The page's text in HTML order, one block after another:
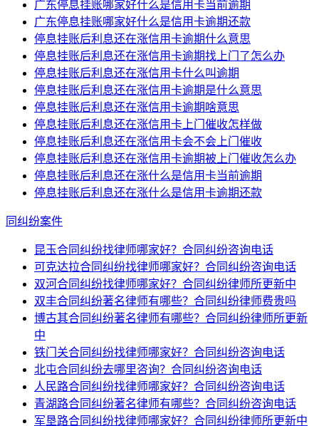
广东停息挂账哪家好什么是信用卡当前逾期
广东停息挂账哪家好什么是信用卡逾期还款
停息挂账后利息还在涨信用卡逾期什么意思
停息挂账后利息还在涨信用卡逾期找上门了怎么办
停息挂账后利息还在涨信用卡什么叫逾期
停息挂账后利息还在涨信用卡逾期是什么意思
停息挂账后利息还在涨信用卡逾期啥意思
停息挂账后利息还在涨信用卡上门催收怎样做
停息挂账后利息还在涨信用卡会不会上门催收
停息挂账后利息还在涨信用卡逾期被上门催收怎么办
停息挂账后利息还在涨什么是信用卡当前逾期
停息挂账后利息还在涨什么是信用卡逾期还款
同纠纷案件
昆玉合同纠纷找律师哪家好？合同纠纷咨询电话
可克达拉合同纠纷找律师哪家好？合同纠纷咨询电话
双河合同纠纷找律师哪家好？合同纠纷律师所更新中
双丰合同纠纷著名律师有哪些？合同纠纷律师费贵吗
博古其合同纠纷著名律师有哪些？合同纠纷律师所更新
中
铁门关合同纠纷找律师哪家好？合同纠纷咨询电话
北屯合同纠纷去哪里咨询？合同纠纷咨询电话
人民路合同纠纷找律师哪家好？合同纠纷咨询电话
青湖路合同纠纷著名律师有哪些？合同纠纷咨询电话
军垦路合同纠纷找律师哪家好？合同纠纷律师所更新中